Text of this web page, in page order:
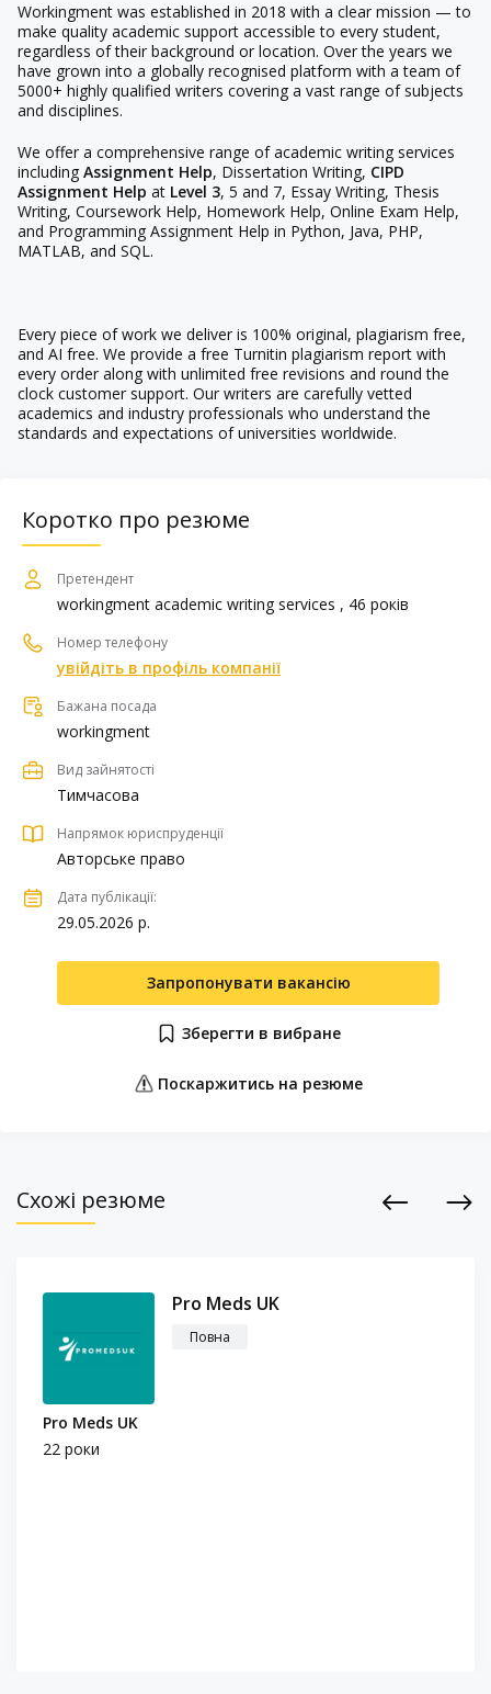
Workingment was established in 2018 with a clear mission — to
make quality academic support accessible to every student,
regardless of their background or location. Over the years we
have grown into a globally recognised platform with a team of
5000+ highly qualified writers covering a vast range of subjects
and disciplines.
We offer a comprehensive range of academic writing services
including Assignment Help, Dissertation Writing, CIPD
Assignment Help at Level 3, 5 and 7, Essay Writing, Thesis
Writing, Coursework Help, Homework Help, Online Exam Help,
and Programming Assignment Help in Python, Java, PHP,
MATLAB, and SQL.
Every piece of work we deliver is 100% original, plagiarism free,
and AI free. We provide a free Turnitin plagiarism report with
every order along with unlimited free revisions and round the
clock customer support. Our writers are carefully vetted
academics and industry professionals who understand the
standards and expectations of universities worldwide.
Коротко про резюме
Претендент
workingment academic writing services , 46 років
Номер телефону
увійдіть в профіль компанії
Бажана посада
workingment
Вид зайнятості
Тимчасова
Напрямок юриспруденції
Авторське право
Дата публікації:
29.05.2026 р.
Запропонувати вакансію
Зберегти в вибране
Поскаржитись на резюме
Схожі резюме
Pro Meds UK
Повна
Pro Meds UK
22 роки